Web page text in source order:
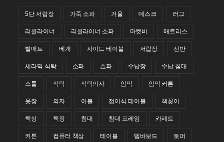
5단 서랍장 가죽 소파 거울 데스크 러그
리클라이너 리클라이너 소파 마켓비 매트리스
발매트 베개 사이드 테이블 서랍장 선반
세라믹 식탁 소파 쇼파 수납장 수납 침대
스툴 식탁 식탁의자 암막 암막 커튼
옷장 의자 이불 접이식 테이블 책꽂이
책상 책장 침대 침대 프레임 카페트
커튼 컴퓨터 책상 테이블 템바보드 토퍼